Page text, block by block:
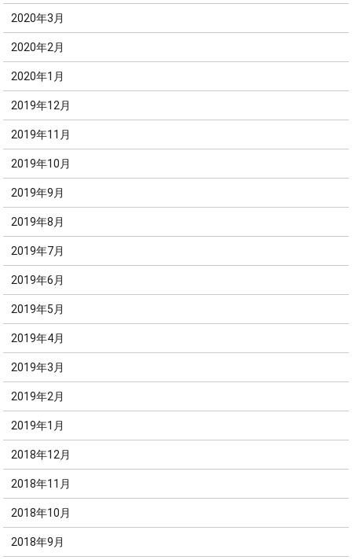
2020年3月
2020年2月
2020年1月
2019年12月
2019年11月
2019年10月
2019年9月
2019年8月
2019年7月
2019年6月
2019年5月
2019年4月
2019年3月
2019年2月
2019年1月
2018年12月
2018年11月
2018年10月
2018年9月